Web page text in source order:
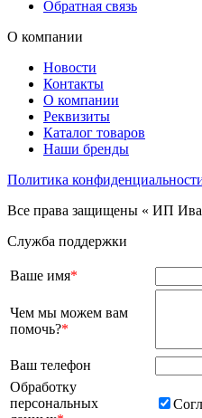
Обратная связь
О компании
Новости
Контакты
О компании
Реквизиты
Каталог товаров
Наши бренды
Политика
Все права защищены « ИП
Служба поддержки
Ваше имя*
Чем мы можем вам
помочь?*
Ваш телефон
Обработку
персональных